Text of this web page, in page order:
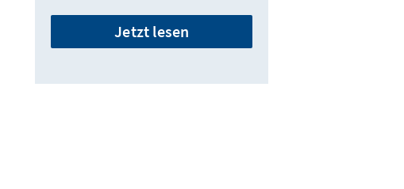
Jetzt lesen